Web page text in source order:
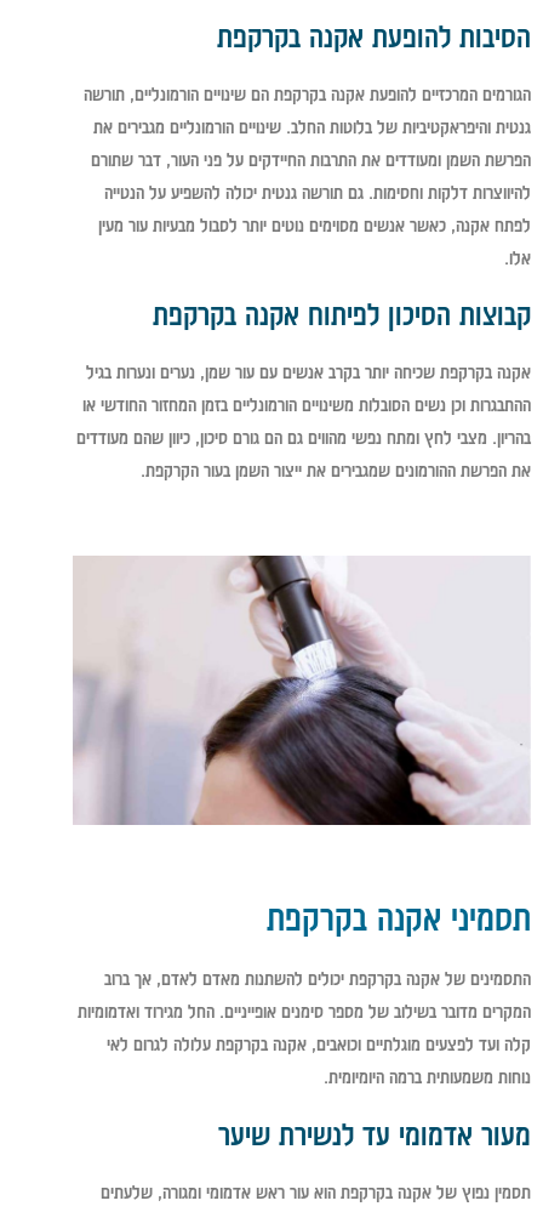
הסיבות להופעת אקנה בקרקפת
הגורמים המרכזיים להופעת אקנה בקרקפת הם שינויים הורמונליים, תורשה
גנטית והיפראקטיביות של בלוטות החלב. שינויים הורמונליים מגבירים את
הפרשת השמן ומעודדים את התרבות החיידקים על פני העור, דבר שתורם
להיווצרות דלקות וחסימות. גם תורשה גנטית יכולה להשפיע על הנטייה
לפתח אקנה, כאשר אנשים מסוימים נוטים יותר לסבול מבעיות עור מעין
אלו.
קבוצות הסיכון לפיתוח אקנה בקרקפת
אקנה בקרקפת שכיחה יותר בקרב אנשים עם עור שמן, נערים ונערות בגיל
ההתבגרות וכן נשים הסובלות משינויים הורמונליים בזמן המחזור החודשי או
בהריון. מצבי לחץ ומתח נפשי מהווים גם הם גורם סיכון, כיוון שהם מעודדים
את הפרשת ההורמונים שמגבירים את ייצור השמן בעור הקרקפת.
תסמיני אקנה בקרקפת
התסמינים של אקנה בקרקפת יכולים להשתנות מאדם לאדם, אך ברוב
המקרים מדובר בשילוב של מספר סימנים אופייניים. החל מגירוד ואדמומיות
קלה ועד לפצעים מוגלתיים וכואבים, אקנה בקרקפת עלולה לגרום לאי
נוחות משמעותית ברמה היומיומית.
מעור אדמומי עד לנשירת שיער
תסמין נפוץ של אקנה בקרקפת הוא עור ראש אדמומי ומגורה, שלעתים